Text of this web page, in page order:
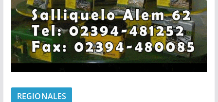
REGIONALES